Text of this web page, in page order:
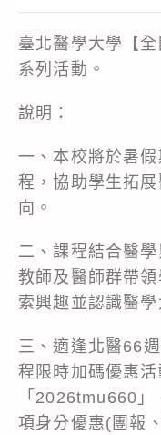
臺北醫學大學【
系列活動。
說明：
一、本校將於暑
程，協助學生拓
向。
二、課程結合醫
教師及醫師群帶
索興趣並認識醫
三、適逢北醫66
程限時加碼優惠
「2026tmu660
項身分優惠(團報